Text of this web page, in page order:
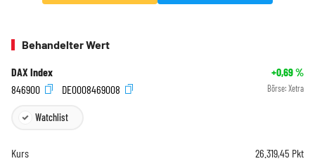
Behandelter Wert
DAX Index +0,69%
846900
DE0008469008 Börse: Xetra
Watchlist
Kurs 26.319,45 Pkt